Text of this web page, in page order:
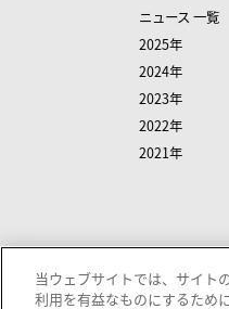
ニュース 一覧
2025年
2024年
2023年
2022年
2021年
当ウェブサイトでは、サイト
利用を有益なものにするため